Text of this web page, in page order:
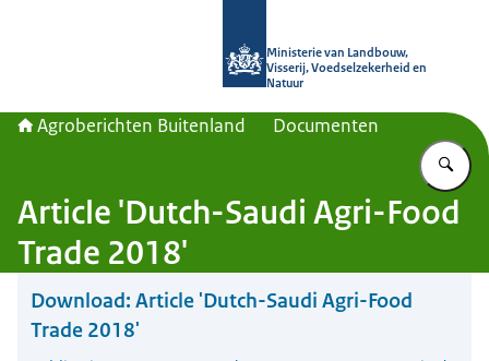
Ministerie van Landbouw,
Visserij, Voedselzekerheid en
Natuur
Agroberichten Buitenland Documenten
Article 'Dutch-Saudi Agri-Food
Trade 2018'
Download: Article 'Dutch-Saudi Agri-Food
Trade 2018'